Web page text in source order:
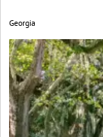
Georgia